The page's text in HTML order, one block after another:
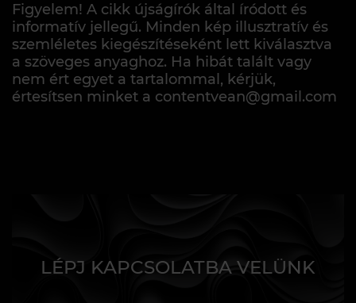
Figyelem! A cikk újságírók által íródott és
informatív jellegű. Minden kép illusztratív és
szemléletes kiegészítéseként lett kiválasztva
a szöveges anyaghoz. Ha hibát talált vagy
nem ért egyet a tartalommal, kérjük,
értesítsen minket a contentvean@gmail.com
LÉPJ KAPCSOLATBA VELÜNK